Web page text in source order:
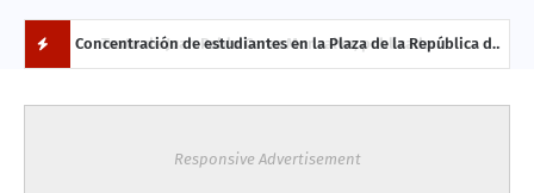
Concentración de estudiantes en la Plaza de la República de
Responsive Advertisement